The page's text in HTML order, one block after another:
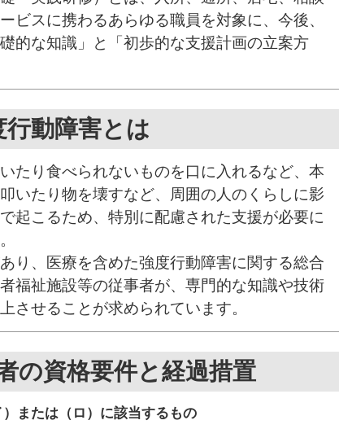
ビスに携わるあらゆる職員を対象に、今後、
的な知識」と「初歩的な支援計画の立案方
行動障害とは
たり食べられないものを口に入れるなど、本
いたり物を壊すなど、周囲の人のくらしに影
起こるため、特別に配慮された支援が必要に
り、医療を含めた強度行動障害に関する総合
福祉施設等の従事者が、専門的な知識や技術
させることが求められています。
の資格要件と経過措置
または（ロ）に該当するもの